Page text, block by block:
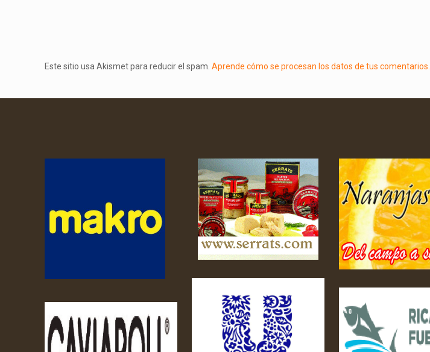
Este sitio usa Akismet para reducir el spam. Aprende cómo se procesan los datos de tus comentarios.